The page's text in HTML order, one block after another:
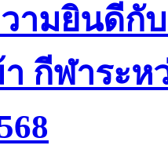
ามยินดีกับ
กีฬาระห